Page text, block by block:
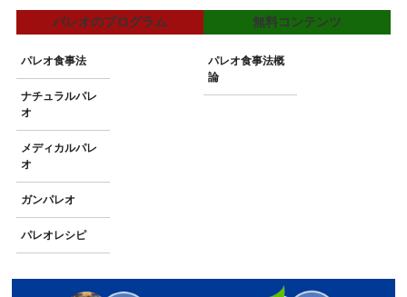
パレオのプログラム
パレオ食事法
ナチュラルパレ
オ
メディカルパレ
オ
ガンパレオ
パレオレシピ
無料コンテンツ
パレオ食事法概
論